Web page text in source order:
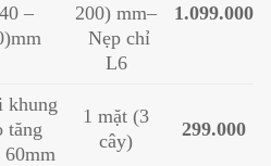
–
200) mm–
Nẹp chỉ
L6
1.099.000
khung
tăng
60mm
1 mặt (3
cây)
299.000